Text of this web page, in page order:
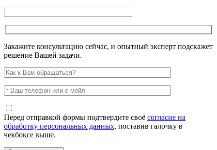
Закажите консультацию сейчас, и опытный эксперт подскажет
решение Вашей задачи.
Перед отправкой формы подтвердите своё согласие на
обработку персональных данных, поставив галочку в
чекбоксе выше.